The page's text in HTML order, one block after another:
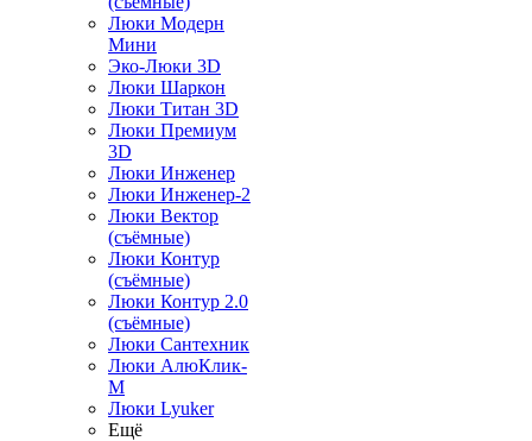
Люки Модерн
Мини
Эко-Люки 3D
Люки Шаркон
Люки Титан 3D
Люки Премиум
3D
Люки Инженер
Люки Инженер-2
Люки Вектор
(съёмные)
Люки Контур
(съёмные)
Люки Контур 2.0
(съёмные)
Люки Сантехник
Люки АлюКлик-
М
Люки Lyuker
Ещё